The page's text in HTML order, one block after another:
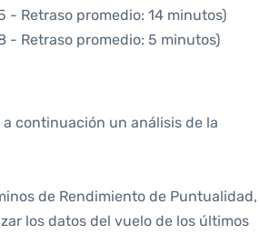
- Retraso promedio: 14 minutos)
- Retraso promedio: 5 minutos)
continuación un análisis de la
de Rendimiento de Puntualidad,
los datos del vuelo de los últimos